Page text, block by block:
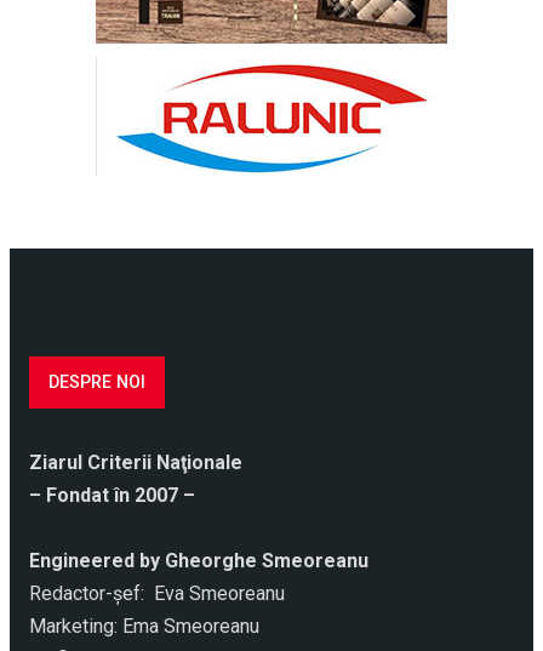
DESPRE NOI
Ziarul Criterii Naţionale
– Fondat în 2007 –
Engineered by Gheorghe Smeoreanu
Redactor-şef: Eva Smeoreanu
Marketing: Ema Smeoreanu